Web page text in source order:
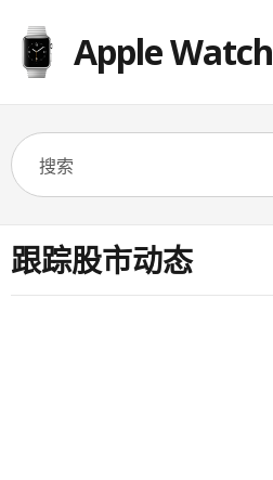
Apple Watch
跟踪股市动态